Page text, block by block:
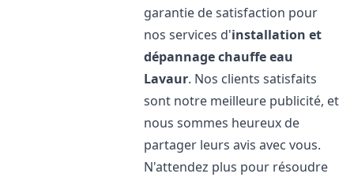
garantie de satisfaction pour
nos services d'installation et
dépannage chauffe eau
Lavaur. Nos clients satisfaits
sont notre meilleure publicité, et
nous sommes heureux de
partager leurs avis avec vous.
N'attendez plus pour résoudre